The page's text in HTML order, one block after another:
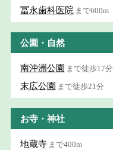
冨永歯科医院 まで600m
公園・自然
南沖洲公園 まで徒歩17分
末広公園 まで徒歩21分
お寺・神社
地蔵寺 まで400m